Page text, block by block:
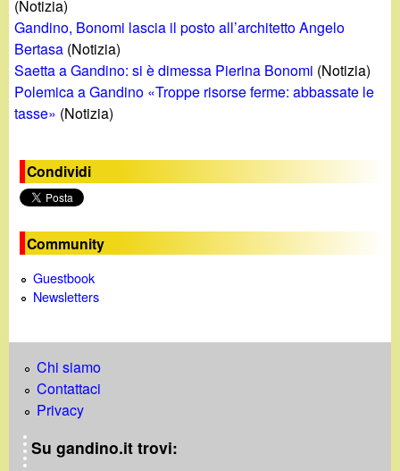
(Notizia)
Gandino, Bonomi lascia il posto all’architetto Angelo
Bertasa (Notizia)
Saetta a Gandino: si è dimessa Pierina Bonomi (Notizia)
Polemica a Gandino «Troppe risorse ferme: abbassate le
tasse» (Notizia)
Condividi
Community
Guestbook
Newsletters
Chi siamo
Contattaci
Privacy
Su gandino.it trovi: